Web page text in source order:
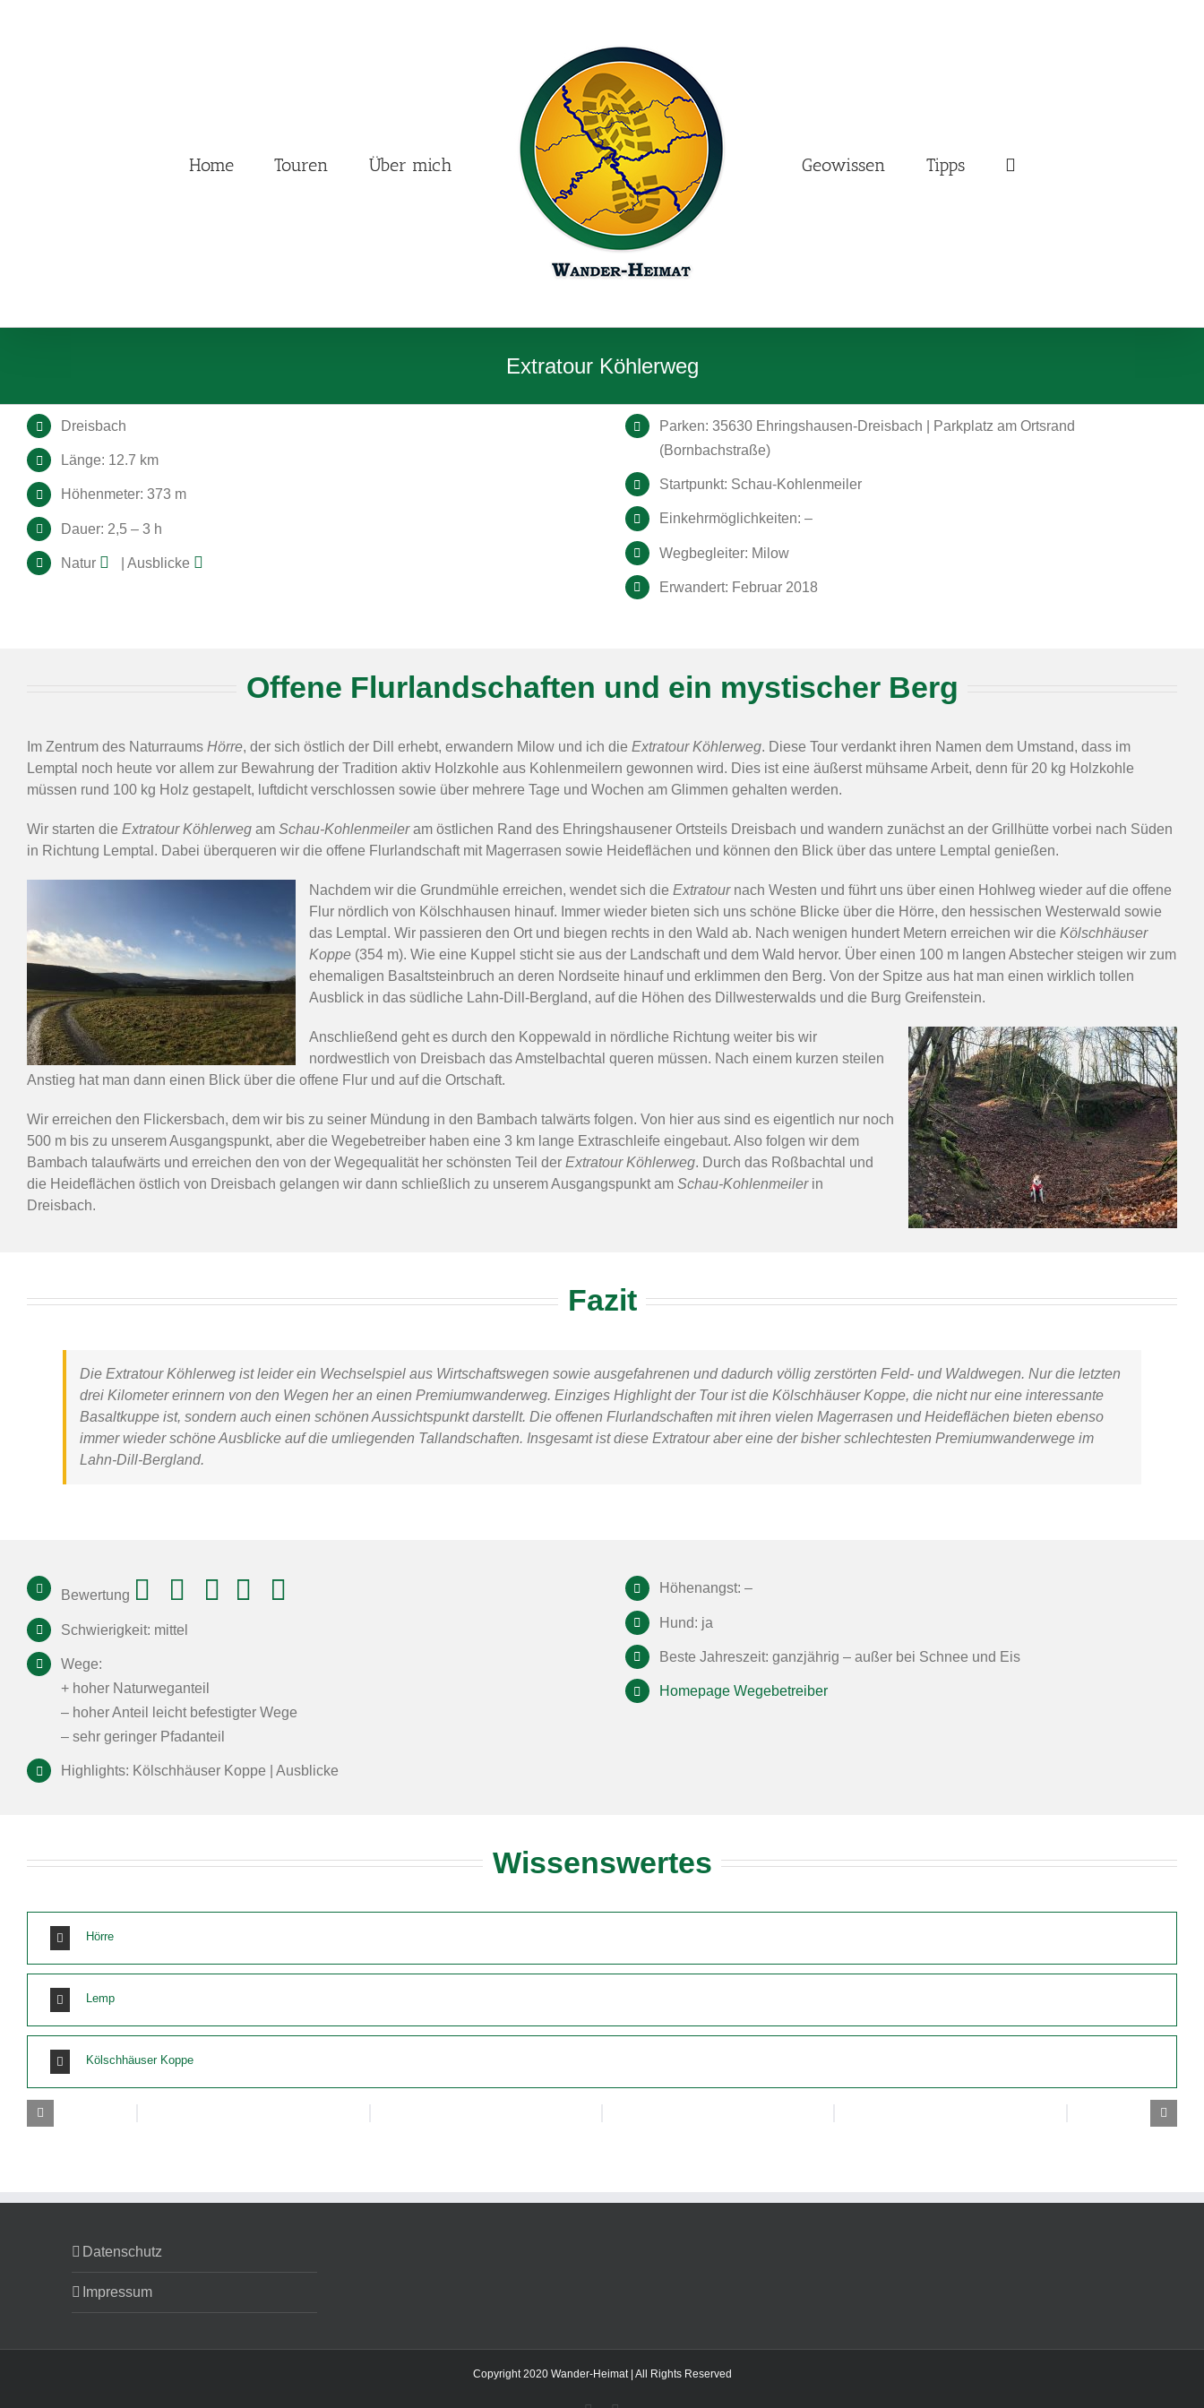
Home Touren Über mich Geowissen Tipps
Extratour Köhlerweg
Dreisbach
Länge: 12.7 km
Höhenmeter: 373 m
Dauer: 2,5 – 3 h
Natur | Ausblicke
Parken: 35630 Ehringshausen-Dreisbach | Parkplatz am Ortsrand
(Bornbachstraße)
Startpunkt: Schau-Kohlenmeiler
Einkehrmöglichkeiten: –
Wegbegleiter: Milow
Erwandert: Februar 2018
Offene Flurlandschaften und ein mystischer Berg
Im Zentrum des Naturraums Hörre, der sich östlich der Dill erhebt, erwandern Milow und ich die Extratour Köhlerweg. Diese Tour verdankt ihren Namen dem Umstand, dass im
Lemptal noch heute vor allem zur Bewahrung der Tradition aktiv Holzkohle aus Kohlenmeilern gewonnen wird. Dies ist eine äußerst mühsame Arbeit, denn für 20 kg Holzkohle
müssen rund 100 kg Holz gestapelt, luftdicht verschlossen sowie über mehrere Tage und Wochen am Glimmen gehalten werden.
Wir starten die Extratour Köhlerweg am Schau-Kohlenmeileram östlichen Rand des Ehringshausener Ortsteils Dreisbach und wandern zunächst an der Grillhütte vorbei nach Süden
in Richtung Lemptal. Dabei überqueren wir die offene Flurlandschaft mit Magerrasen sowie Heideflächen und können den Blick über das untere Lemptal genießen.
Nachdem wir die Grundmühle erreichen, wendet sich die Extratournach Westen und führt uns über einen Hohlweg wieder auf die offene
Flur nördlich von Kölschhausen hinauf. Immer wieder bieten sich uns schöne Blicke über die Hörre, den hessischen Westerwald sowie
das Lemptal. Wir passieren den Ort und biegen rechts in den Wald ab. Nach wenigen hundert Metern erreichen wir die Kölschhäuser
Koppe (354 m). Wie eine Kuppel sticht sie aus der Landschaft und dem Wald hervor. Über einen 100 m langen Abstecher steigen wir zum
ehemaligen Basaltsteinbruch an deren Nordseite hinauf und erklimmen den Berg. Von der Spitze aus hat man einen wirklich tollen
Ausblick in das südliche Lahn-Dill-Bergland, auf die Höhen des Dillwesterwalds und die Burg Greifenstein.
Anschließend geht es durch den Koppewald in nördliche Richtung weiter bis wir
nordwestlich von Dreisbach das Amstelbachtal queren müssen. Nach einem kurzen steilen
Anstieg hat man dann einen Blick über die offene Flur und auf die Ortschaft.
Wir erreichen den Flickersbach, dem wir bis zu seiner Mündung in den Bambach talwärts folgen. Von hier aus sind es eigentlich nur noch
500 m bis zu unserem Ausgangspunkt, aber die Wegebetreiber haben eine 3 km lange Extraschleife eingebaut. Also folgen wir dem
Bambach talaufwärts und erreichen den von der Wegequalität her schönsten Teil der Extratour Köhlerweg. Durch das Roßbachtal und
die Heideflächen östlich von Dreisbach gelangen wir dann schließlich zu unserem Ausgangspunkt am Schau-Kohlenmeilerin
Dreisbach.
Fazit
Die Extratour Köhlerweg ist leider ein Wechselspiel aus Wirtschaftswegen sowie ausgefahrenen und dadurch völlig zerstörten Feld- und Waldwegen. Nur die letzten
drei Kilometer erinnern von den Wegen her an einen Premiumwanderweg. Einziges Highlight der Tour ist die Kölschhäuser Koppe, die nicht nur eine interessante
Basaltkuppe ist, sondern auch einen schönen Aussichtspunkt darstellt. Die offenen Flurlandschaften mit ihren vielen Magerrasen und Heideflächen bieten ebenso
immer wieder schöne Ausblicke auf die umliegenden Tallandschaften. Insgesamt ist diese Extratour aber eine der bisher schlechtesten Premiumwanderwege im
Lahn-Dill-Bergland.
Bewertung
Schwierigkeit: mittel
Wege:
+ hoher Naturweganteil
– hoher Anteil leicht befestigter Wege
– sehr geringer Pfadanteil
Highlights: Kölschhäuser Koppe | Ausblicke
Höhenangst: –
Hund: ja
Beste Jahreszeit: ganzjährig – außer bei Schnee und Eis
Homepage Wegebetreiber
Wissenswertes
Hörre
Lemp
Kölschhäuser Koppe
Datenschutz
Impressum
Copyright 2020 Wander-Heimat | All Rights Reserved